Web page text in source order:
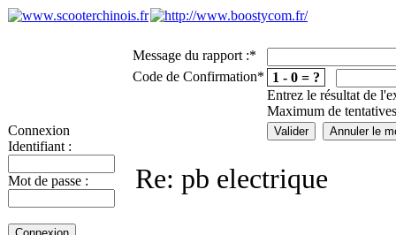
Connexion
Identifiant :
Mot de passe :
Message du rapport :*
Code de Confirmation*
1 - 0 = ?
Entrez le résultat de
Maximum de
Re: pb electrique